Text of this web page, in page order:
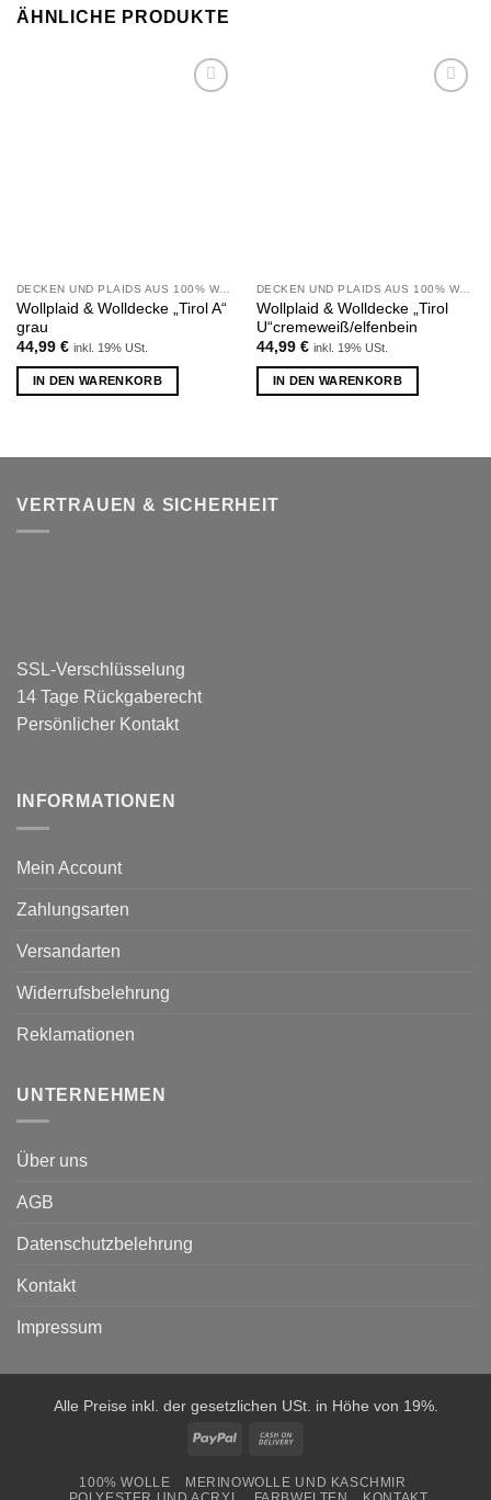
ÄHNLICHE PRODUKTE
DECKEN UND PLAIDS AUS 100% WOLLE
Wollplaid & Wolldecke „Tirol A“
grau
44,99 € inkl. 19% USt.
IN DEN WARENKORB
DECKEN UND PLAIDS AUS 100% WOLLE
Wollplaid & Wolldecke „Tirol
U“cremeweiß/elfenbein
44,99 € inkl. 19% USt.
IN DEN WARENKORB
VERTRAUEN & SICHERHEIT
SSL-Verschlüsselung
14 Tage Rückgaberecht
Persönlicher Kontakt
INFORMATIONEN
Mein Account
Zahlungsarten
Versandarten
Widerrufsbelehrung
Reklamationen
UNTERNEHMEN
Über uns
AGB
Datenschutzbelehrung
Kontakt
Impressum
Alle Preise inkl. der gesetzlichen USt. in Höhe von 19%.
PayPal
Delivery
100% WOLLE
MERINOWOLLE UND KASCHMIR